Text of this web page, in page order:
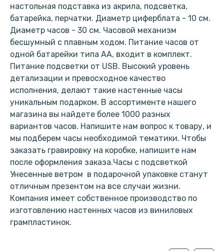
настольная подставка из акрила, подсветка,
батарейка, перчатки. Диаметр циферблата - 10 см.
Диаметр часов - 30 см. Часовой механизм
бесшумный с плавным ходом. Питание часов от
одной батарейки типа АА, входит в комплект.
Питание подсветки от USB. Высокий уровень
детализации и превосходное качество
исполнения, делают такие настенные часы
уникальным подарком. В ассортименте нашего
магазина вы найдете более 1000 разных
вариантов часов. Напишите нам вопрос к товару, и
мы подберем часы необходимой тематики. Чтобы
заказать гравировку на коробке, напишите нам
после оформления заказа.Часы с подсветкой
Унесенные ветром в подарочной упаковке станут
отличным презентом на все случаи жизни.
Компания имеет собственное производство по
изготовлению настенных часов из виниловых
грампластинок.